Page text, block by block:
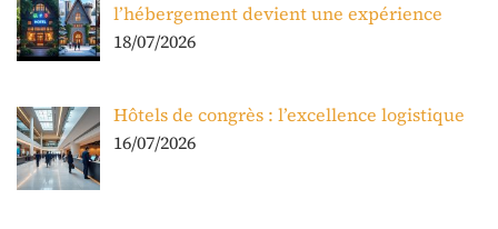
l’hébergement devient une expérience
18/07/2026
Hôtels de congrès : l’excellence logistique
16/07/2026